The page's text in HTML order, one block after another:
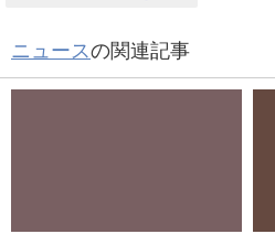
ニュースの関連記事